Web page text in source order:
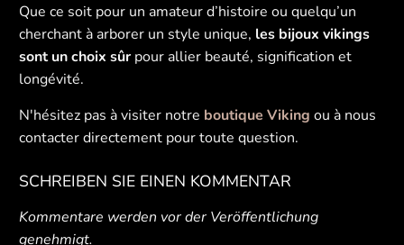
Que ce soit pour un amateur d’histoire ou quelqu’un
cherchant à arborer un style unique, les bijoux vikings
sont un choix sûrpour allier beauté, signification et
longévité.
N'hésitez pas à visiter notre boutique Viking ou à nous
contacter directement pour toute question.
SCHREIBEN SIE EINEN KOMMENTAR
Kommentare werden vor der Veröffentlichung
genehmigt.